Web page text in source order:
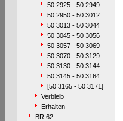
50 2925 - 50 2949
50 2950 - 50 3012
50 3013 - 50 3044
50 3045 - 50 3056
50 3057 - 50 3069
50 3070 - 50 3129
50 3130 - 50 3144
50 3145 - 50 3164
[50 3165 - 50 3171]
Verbleib
Erhalten
BR 62